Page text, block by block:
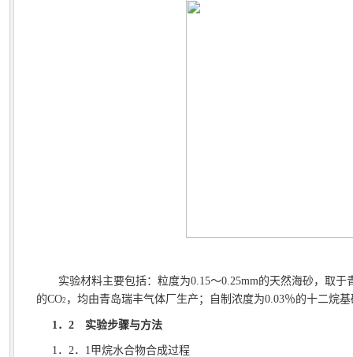
实验材料主要包括：粒度为0.15～0.25mm的天然海砂，取于
的CO2 ，均由青岛瑞丰气体厂生产；自制浓度为0.03％的十二烷
1 ． 2 实验步骤与方法
1 ． 2 ． 1 甲烷水合物合成过程